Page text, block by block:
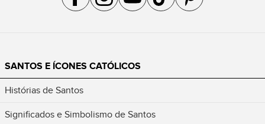
SANTOS E ÍCONES CATÓLICOS
Histórias de Santos
Significados e Simbolismo de Santos